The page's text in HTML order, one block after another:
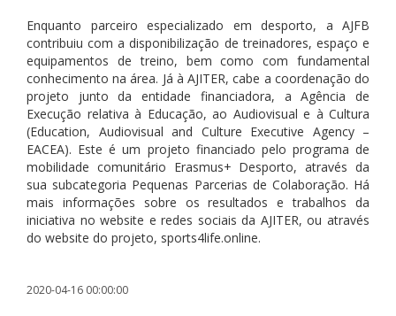
Enquanto parceiro especializado em desporto, a AJFB
contribuiu com a disponibilização de treinadores, espaço e
equipamentos de treino, bem como com fundamental
conhecimento na área. Já à AJITER, cabe a coordenação do
projeto junto da entidade financiadora, a Agência de
Execução relativa à Educação, ao Audiovisual e à Cultura
(Education, Audiovisual and Culture Executive Agency –
EACEA). Este é um projeto financiado pelo programa de
mobilidade comunitário Erasmus+ Desporto, através da
sua subcategoria Pequenas Parcerias de Colaboração. Há
mais informações sobre os resultados e trabalhos da
iniciativa no website e redes sociais da AJITER, ou através
do website do projeto, sports4life.online.
2020-04-16 00:00:00